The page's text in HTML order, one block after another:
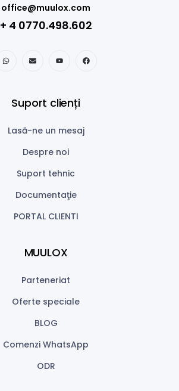
office@muulox.com
+ 4 0770.498.602
Suport clienți
Lasă-ne un mesaj
Despre noi
Suport tehnic
Documentaţie
PORTAL CLIENTI
MUULOX
Parteneriat
Oferte speciale
BLOG
Comenzi WhatsApp
ODR